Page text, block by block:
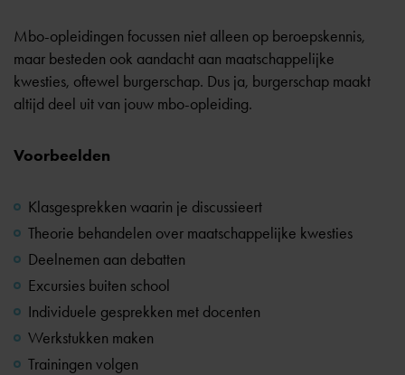
Mbo-opleidingen focussen niet alleen op beroepskennis,
maar besteden ook aandacht aan maatschappelijke
kwesties, oftewel burgerschap. Dus ja, burgerschap maakt
altijd deel uit van jouw mbo-opleiding.
Voorbeelden
Klasgesprekken waarin je discussieert
Theorie behandelen over maatschappelijke kwesties
Deelnemen aan debatten
Excursies buiten school
Individuele gesprekken met docenten
Werkstukken maken
Trainingen volgen